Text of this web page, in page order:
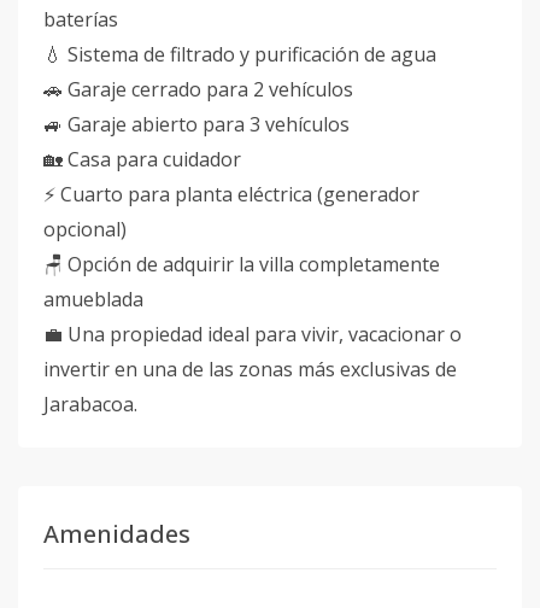
baterías
💧 Sistema de filtrado y purificación de agua
🚗 Garaje cerrado para 2 vehículos
🚙 Garaje abierto para 3 vehículos
🏡 Casa para cuidador
⚡ Cuarto para planta eléctrica (generador
opcional)
🪑 Opción de adquirir la villa completamente
amueblada
💼 Una propiedad ideal para vivir, vacacionar o
invertir en una de las zonas más exclusivas de
Jarabacoa.
Amenidades